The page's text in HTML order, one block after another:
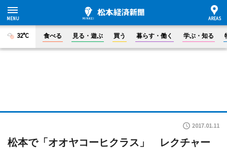
32°C 食べる 見る・遊ぶ 買う 暮らす・働く 学ぶ・知る
2017.01.11
松本で「オオヤコーヒクラス」 レクチャー